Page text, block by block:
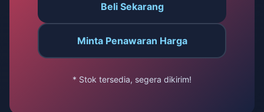
Beli Sekarang
Minta Penawaran Harga
* Stok tersedia, segera dikirim!